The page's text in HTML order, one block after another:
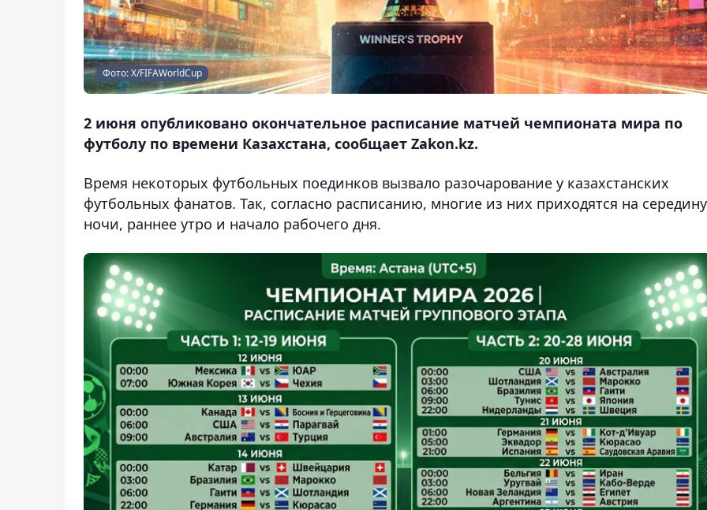
Фото: Х/FIFAWorldCup
2 июня опубликовано окончательное расписание матчей чемпионата мира по
футболу по времени Казахстана, сообщает Zakon.kz.
Время некоторых футбольных поединков вызвало разочарование у казахстанских
футбольных фанатов. Так, согласно расписанию, многие из них приходятся на середину
ночи, раннее утро и начало рабочего дня.